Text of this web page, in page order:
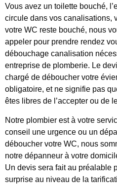
Vous avez un toilette bouché,
circule dans vos canalisations,
votre WC reste bouché, nous
appeler pour prendre rendez
débouchage canalisation
entreprise de plomberie. Le
chargé de déboucher votre
obligatoire, et ne signifie pas
êtes libres de l’accepter ou de
Notre plombier est à votre
conseil une urgence ou un
déboucher votre WC, nous
notre dépanneur à votre
Un devis sera fait au préalable
surprise au niveau de la